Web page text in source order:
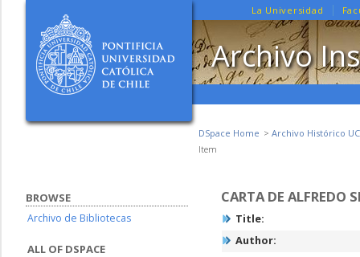
La Universidad
Archivo
DSpace Home
Archivo Histórico UC
Item
CARTA DE ALFREDO
Title:
Author:
BROWSE
Archivo de Bibliotecas
ALL OF DSPACE